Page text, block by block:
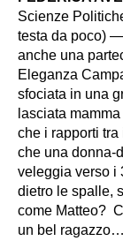
Scienze
testa da poco)
anche una
Eleganza
sfociata in una
lasciata
che i rapporti
che una donna-
veleggia verso i
dietro le spalle,
come Matteo?
un bel